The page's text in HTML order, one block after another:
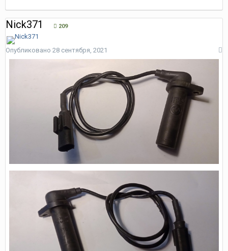
Nick371 209
Опубликовано 28 сентября, 2021